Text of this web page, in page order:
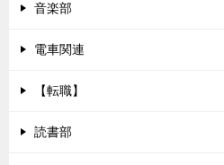
音楽部
電車関連
【転職】
読書部